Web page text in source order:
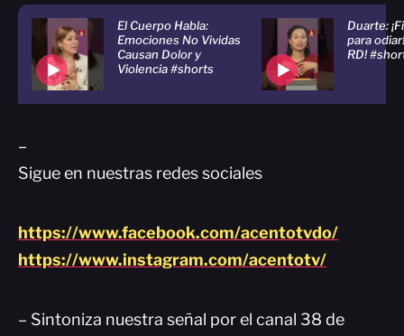
El Cuerpo Habla:
Emociones No Vividas
Causan Dolor y
Violencia #shorts
Duarte:
para
RD!
–
Sigue en nuestras redes sociales
https://www.facebook.com/acentotvdo/
https://www.instagram.com/acentotv/
– Sintoniza nuestra señal por el canal 38 de